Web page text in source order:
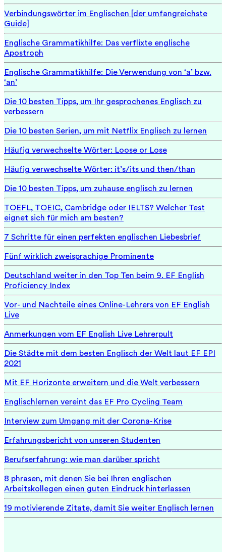
Verbindungswörter im Englischen [der umfangreichste
Guide]
Englische Grammatikhilfe: Das verflixte englische
Apostroph
Englische Grammatikhilfe: Die Verwendung von ‘a’ bzw.
‘an’
Die 10 besten Tipps, um Ihr gesprochenes Englisch zu
verbessern
Die 10 besten Serien, um mit Netflix Englisch zu lernen
Häufig verwechselte Wörter: Loose or Lose
Häufig verwechselte Wörter: it’s/its und then/than
Die 10 besten Tipps, um zuhause englisch zu lernen
TOEFL, TOEIC, Cambridge oder IELTS? Welcher Test
eignet sich für mich am besten?
7 Schritte für einen perfekten englischen Liebesbrief
Fünf wirklich zweisprachige Prominente
Deutschland weiter in den Top Ten beim 9. EF English
Proficiency Index
Vor- und Nachteile eines Online-Lehrers von EF English
Live
Anmerkungen vom EF English Live Lehrerpult
Die Städte mit dem besten Englisch der Welt laut EF EPI
2021
Mit EF Horizonte erweitern und die Welt verbessern
Englischlernen vereint das EF Pro Cycling Team
Interview zum Umgang mit der Corona-Krise
Erfahrungsbericht von unseren Studenten
Berufserfahrung: wie man darüber spricht
8 phrasen, mit denen Sie bei Ihren englischen
Arbeitskollegen einen guten Eindruck hinterlassen
19 motivierende Zitate, damit Sie weiter Englisch lernen